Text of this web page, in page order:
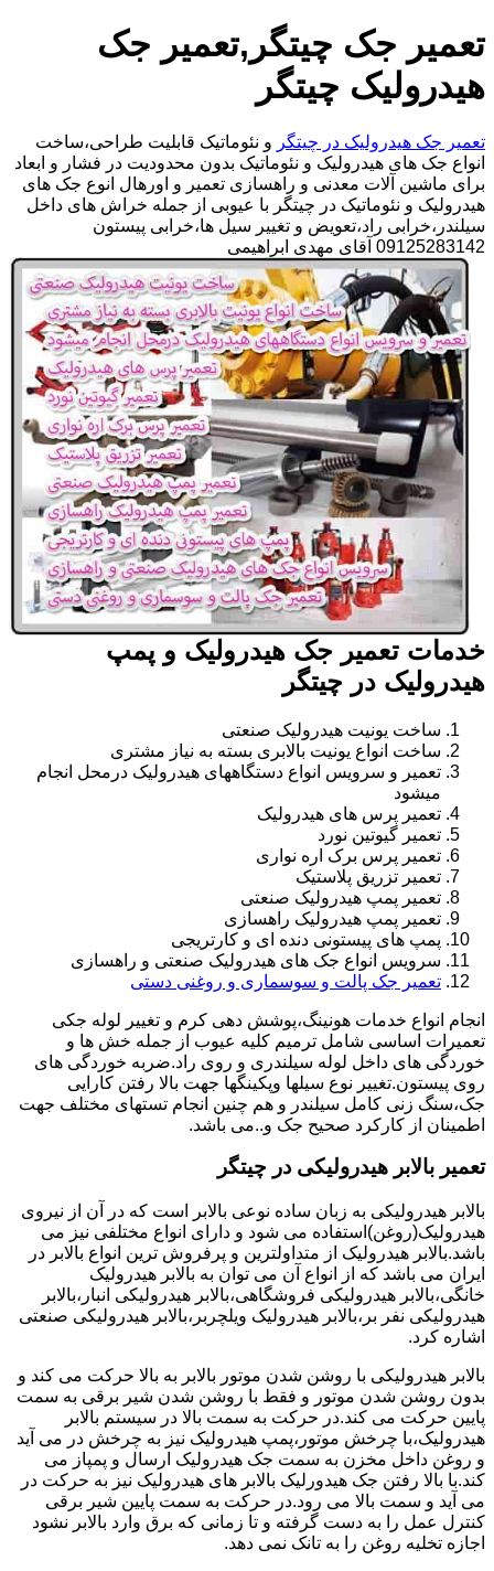
تعمیر جک چیتگر,تعمیر جک
هیدرولیک چیتگر
تعمیر جک هیدرولیک در چیتگر و نئوماتیک قابلیت طراحی،ساخت
انواع جک های هیدرولیک و نئوماتیک بدون محدودیت در فشار و ابعاد
برای ماشین آلات معدنی و راهسازی تعمیر و اورهال انوع جک های
هیدرولیک و نئوماتیک در چیتگر با عیوبی از جمله خراش های داخل
سیلندر،خرابی راد،تعویض و تغییر سیل ها،خرابی پیستون
09125283142 آقای مهدی ابراهیمی
خدمات تعمیر جک هیدرولیک و پمپ
هیدرولیک در چیتگر
ساخت یونیت هیدرولیک صنعتی
ساخت انواع یونیت بالابری بسته به نیاز مشتری
تعمیر و سرویس انواع دستگاههای هیدرولیک درمحل انجام
میشود
تعمیر پرس های هیدرولیک
تعمیر گیوتین نورد
تعمیر پرس برک اره نواری
تعمیر تزریق پلاستیک
تعمیر پمپ هیدرولیک صنعتی
تعمیر پمپ هیدرولیک راهسازی
پمپ های پیستونی دنده ای و کارتریجی
سرویس انواع جک های هیدرولیک صنعتی و راهسازی
تعمیر جک پالت و سوسماری و روغنی دستی
انجام انواع خدمات هونینگ،پوشش دهی کرم و تغییر لوله جکی
تعمیرات اساسی شامل ترمیم کلیه عیوب از جمله خش ها و
خوردگی های داخل لوله سیلندری و روی راد.ضربه خوردگی های
روی پیستون.تغییر نوع سیلها وپکینگها جهت بالا رفتن کارایی
جک،سنگ زنی کامل سیلندر و هم چنین انجام تستهای مختلف جهت
اطمینان از کارکرد صحیح جک و..می باشد.
تعمیر بالابر هیدرولیکی در چیتگر
بالابر هیدرولیکی به زبان ساده نوعی بالابر است که در آن از نیروی
هیدرولیک(روغن)استفاده می شود و دارای انواع مختلفی نیز می
باشد.بالابر هیدرولیک از متداولترین و پرفروش ترین انواع بالابر در
ایران می باشد که از انواع آن می توان به بالابر هیدرولیک
خانگی،بالابر هیدرولیکی فروشگاهی،بالابر هیدرولیکی انبار،بالابر
هیدرولیکی نفر بر،بالابر هیدرولیک ویلچربر،بالابر هیدرولیکی صنعتی
اشاره کرد.
بالابر هیدرولیکی با روشن شدن موتور بالابر به بالا حرکت می کند و
بدون روشن شدن موتور و فقط با روشن شدن شیر برقی به سمت
پایین حرکت می کند.در حرکت به سمت بالا در سیستم بالابر
هیدرولیک،با چرخش موتور،پمپ هیدرولیک نیز به چرخش در می آید
و روغن داخل مخزن به سمت جک هیدرولیک ارسال و پمپاز می
کند.با بالا رفتن جک هیدورلیک بالابر های هیدرولیک نیز به حرکت در
می آید و سمت بالا می رود.در حرکت به سمت پایین شیر برقی
کنترل عمل را به دست گرفته و تا زمانی که برق وارد بالابر نشود
اجازه تخلیه روغن را به تانک نمی دهد.